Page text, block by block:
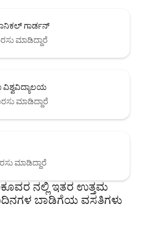
ಗಾರ್ಡನ್
ಮಾಡಿದ್ದಾರೆ
ಮಾಡಿದ್ದಾರೆ
ಮಾಡಿದ್ದಾರೆ
ನಲ್ಲಿ ಇತರ ಉತ್ತಮ
ಬಾಡಿಗೆಯ ವಸತಿಗಳು